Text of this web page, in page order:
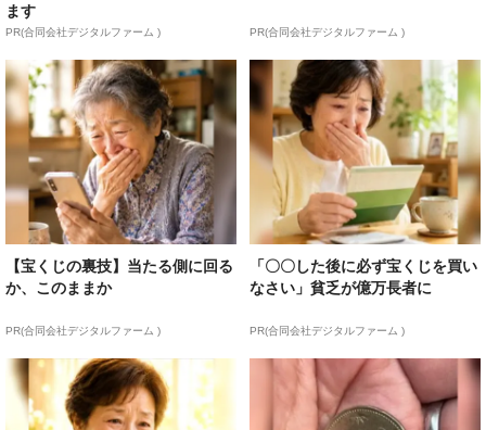
ます
PR(合同会社デジタルファーム ) PR(合同会社デジタルファーム )
【宝くじの裏技】当たる側に回る
か、このままか
PR(合同会社デジタルファーム )
「〇〇した後に必ず宝くじを買い
なさい」貧乏が億万長者に
PR(合同会社デジタルファーム )